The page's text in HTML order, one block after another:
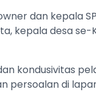
dan kepala
kepala desa
kondusivitas
persoalan di